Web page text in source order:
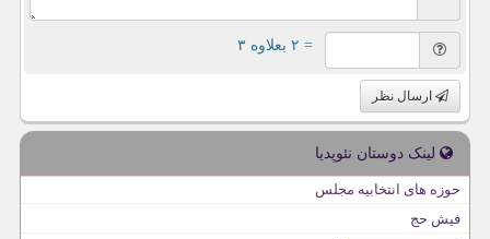
= ۲ بعلاوه ۳
ارسال نظر
لینک دوستان نئوپدیا
حوزه های انتخابیه مجلس
فیش حج